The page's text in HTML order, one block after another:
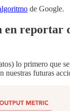
de Google.
en reportar
lo primero que
nuestras futuras